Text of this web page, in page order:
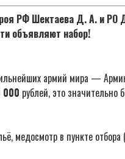
РФ Шектаева Д. А. и
объявляют набор!
армий мира —
000 рублей, это значительно
медосмотр в пункте отбора